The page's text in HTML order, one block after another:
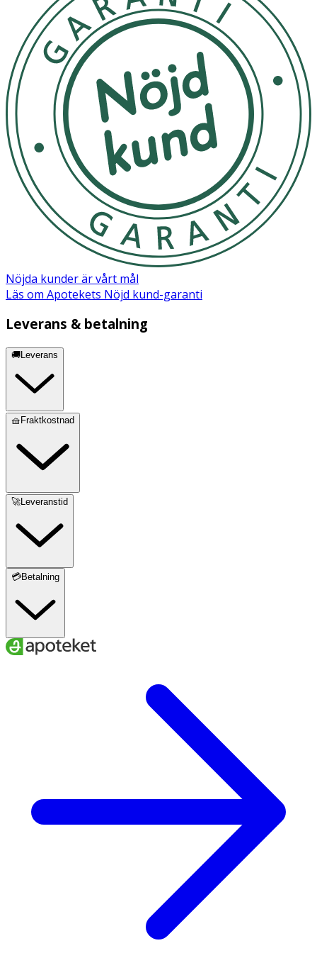
· Utvecklat för barns hår
· Parfymerad
Användning
· Applicera i nytvättat, vått hår.
· Massera in och låt verka en kort stund.
· Skölj noggrant. Följ anvisningarna på förpackningen.
Förvaring
Förvaras i rumstemperatur utom räckhåll för små barn.
Innehåll
Aqua, Canola Oil, Glycerin, Behenoyl PG-Trimonium
Chloride, Cetyl Alcohol, Stearyl Alcohol, Glycereth -2
Cocoate, Sodium Benzoate, Hexylene Glycol, Lactic Acid,
Parfum.
Nöjda kunder är vårt mål
Läs om Apotekets Nöjd kund-garanti
Leverans & betalning
🚚Leverans
🧺Fraktkostnad
🚀Leveranstid
💳Betalning